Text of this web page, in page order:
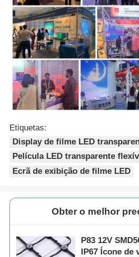
Etiquetas:
Display de filme LED
Película LED transparente
Ecrã de exibição de filme LED
Obter o melhor
P83 12V
IP67 Ícone de